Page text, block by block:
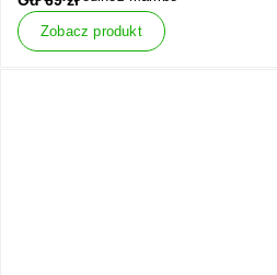
Zobacz produkt